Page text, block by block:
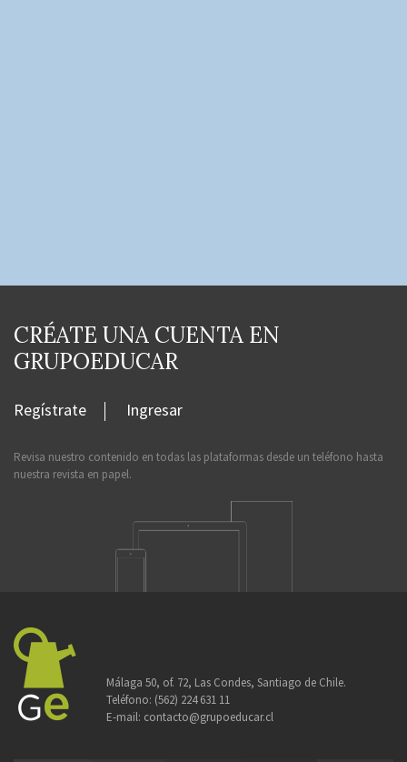
CRÉATE UNA CUENTA EN
GRUPOEDUCAR
Regístrate Ingresar
Revisa nuestro contenido en todas las plataformas desde un teléfono hasta
nuestra revista en papel.
Málaga 50, of. 72, Las Condes, Santiago de Chile.
Teléfono: (562) 224 631 11
E-mail: contacto@grupoeducar.cl